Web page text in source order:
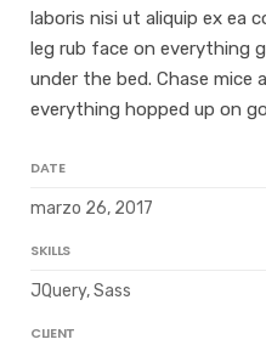
laboris nisi ut aliquip ex ea
leg rub face on everything
under the bed. Chase
everything hopped up on
DATE
marzo 26, 2017
SKILLS
JQuery, Sass
CLIENT